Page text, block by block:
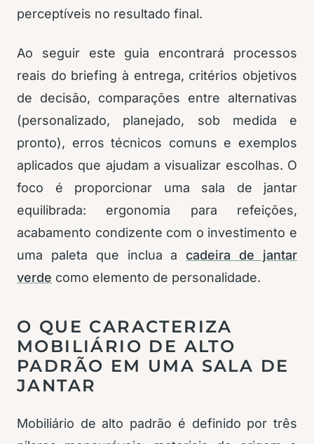
perceptíveis no resultado final.
Ao seguir este guia encontrará processos
reais do briefing à entrega, critérios objetivos
de decisão, comparações entre alternativas
(personalizado, planejado, sob medida e
pronto), erros técnicos comuns e exemplos
aplicados que ajudam a visualizar escolhas. O
foco é proporcionar uma sala de jantar
equilibrada: ergonomia para refeições,
acabamento condizente com o investimento e
uma paleta que inclua acadeira de jantar
verde como elemento de personalidade.
O QUE CARACTERIZA
MOBILIÁRIO DE ALTO
PADRÃO EM UMA SALA DE
JANTAR
Mobiliário de alto padrão é definido por três